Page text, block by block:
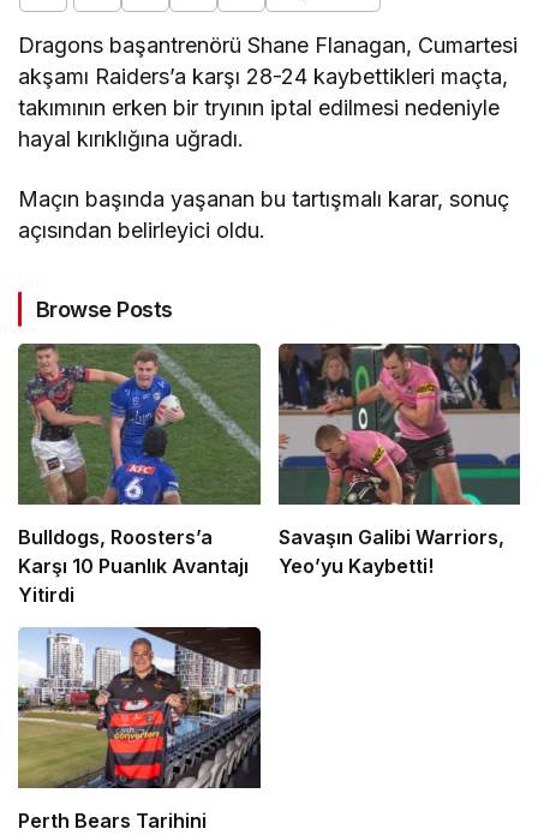
Dragons başantrenörü Shane Flanagan, Cumartesi
akşamı Raiders’a karşı 28-24 kaybettikleri maçta,
takımının erken bir tryının iptal edilmesi nedeniyle
hayal kırıklığına uğradı.
Maçın başında yaşanan bu tartışmalı karar, sonuç
açısından belirleyici oldu.
Browse Posts
Bulldogs, Roosters’a
Karşı 10 Puanlık Avantajı
Yitirdi
Savaşın Galibi Warriors,
Yeo’yu Kaybetti!
Perth Bears Tarihini